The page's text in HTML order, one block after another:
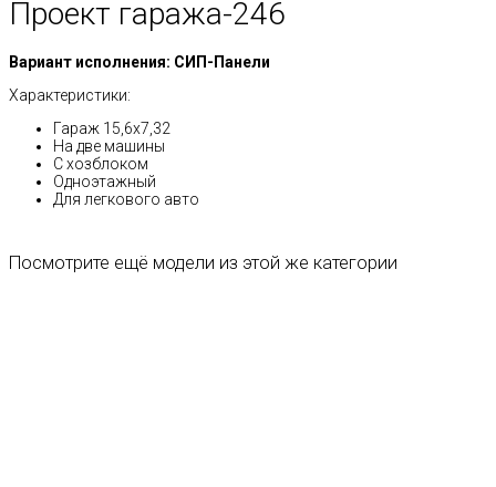
Проект гаража-246
Вариант исполнения: СИП-Панели
Характеристики:
Гараж 15,6х7,32
На две машины
С хозблоком
Одноэтажный
Для легкового авто
Посмотрите ещё модели из этой же категории